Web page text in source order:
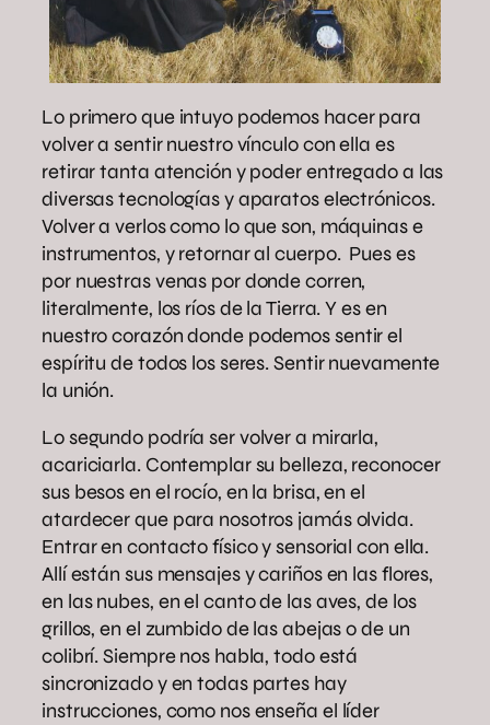
Lo primero que intuyo podemos hacer para
volver a sentir nuestro vínculo con ella es
retirar tanta atención y poder entregado a las
diversas tecnologías y aparatos electrónicos.
Volver a verlos como lo que son, máquinas e
instrumentos, y retornar al cuerpo. Pues es
por nuestras venas por donde corren,
literalmente, los ríos de la Tierra. Y es en
nuestro corazón donde podemos sentir el
espíritu de todos los seres. Sentir nuevamente
la unión.
Lo segundo podría ser volver a mirarla,
acariciarla. Contemplar su belleza, reconocer
sus besos en el rocío, en la brisa, en el
atardecer que para nosotros jamás olvida.
Entrar en contacto físico y sensorial con ella.
Allí están sus mensajes y cariños en las flores,
en las nubes, en el canto de las aves, de los
grillos, en el zumbido de las abejas o de un
colibrí. Siempre nos habla, todo está
sincronizado y en todas partes hay
instrucciones, como nos enseña el líder